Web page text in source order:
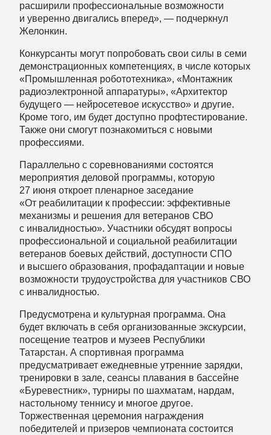
расширили профессиональные возможности
и уверенно двигались вперед», — подчеркнул
Желонкин.
Конкурсанты могут попробовать свои силы в семи
демонстрационных компетенциях, в числе которых
«Промышленная робототехника», «Монтажник
радиоэлектронной аппаратуры», «Архитектор
будущего — нейросетевое искусство» и другие.
Кроме того, им будет доступно профтестирование.
Также они смогут познакомиться с новыми
профессиями.
Параллельно с соревнованиями состоятся
мероприятия деловой программы, которую
27 июня откроет пленарное заседание
«От реабилитации к профессии: эффективные
механизмы и решения для ветеранов СВО
с инвалидностью». Участники обсудят вопросы
профессиональной и социальной реабилитации
ветеранов боевых действий, доступности СПО
и высшего образования, профадаптации и новые
возможности трудоустройства для участников СВО
с инвалидностью.
Предусмотрена и культурная программа. Она
будет включать в себя организованные экскурсии,
посещение театров и музеев Республики
Татарстан. А спортивная программа
предусматривает ежедневные утренние зарядки,
тренировки в зале, сеансы плавания в бассейне
«Буревестник», турниры по шахматам, нардам,
настольному теннису и многое другое.
Торжественная церемония награждения
победителей и призеров чемпионата состоится